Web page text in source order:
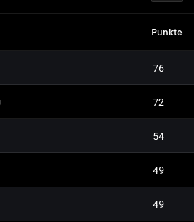
Punkte
76
72
54
49
49